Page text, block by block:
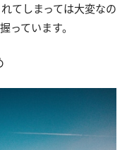
てしまっては大変なの
っています。